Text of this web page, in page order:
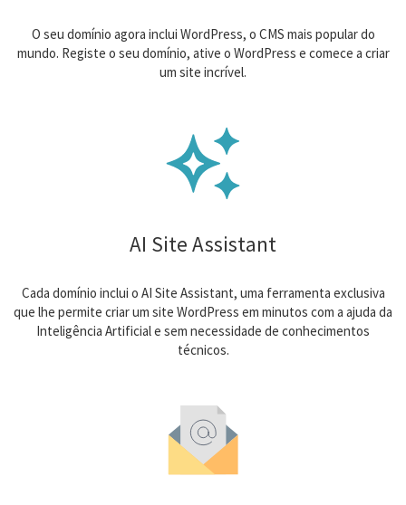
O seu domínio agora inclui WordPress, o CMS mais popular do
mundo. Registe o seu domínio, ative o WordPress e comece a criar
um site incrível.
AI Site Assistant
Cada domínio inclui o AI Site Assistant, uma ferramenta exclusiva
que lhe permite criar um site WordPress em minutos com a ajuda da
Inteligência Artificial e sem necessidade de conhecimentos
técnicos.